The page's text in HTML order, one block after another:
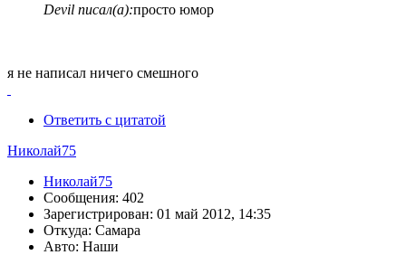
Devil писал(а):просто юмор
я не написал ничего смешного
Ответить с цитатой
Николай75
Николай75
Сообщения: 402
Зарегистрирован: 01 май 2012, 14:35
Откуда: Самара
Авто: Наши